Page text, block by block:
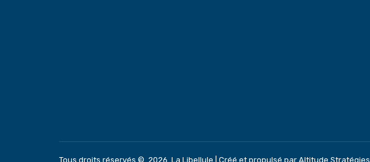
Tous droits réservés ©. 2026. La Libellule | Créé et propulsé par Altitude Stratégies